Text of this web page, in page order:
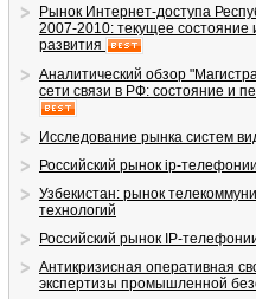
Рынок Интернет-доступа
2007-2010: текущее состояние
развития
Аналитический обзор
сети связи в РФ: состояние и
Исследование рынка систем
Российский рынок ip-телефонии
Узбекистан: рынок
технологий
Российский рынок IP-
Антикризисная оперативная
экспертизы промышленной